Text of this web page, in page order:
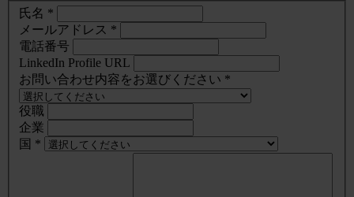
氏名 *
メールアドレス *
電話番号
LinkedIn Profile URL
お問い合わせ内容をお選びください *
役職
企業
国 *